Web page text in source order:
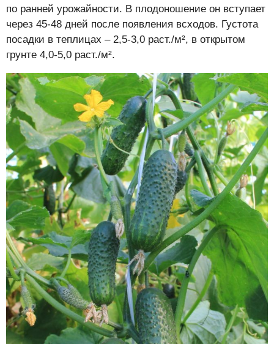
по ранней урожайности. В плодоношение он вступает
через 45-48 дней после появления всходов. Густота
посадки в теплицах – 2,5-3,0 раст./м², в открытом
грунте 4,0-5,0 раст./м².